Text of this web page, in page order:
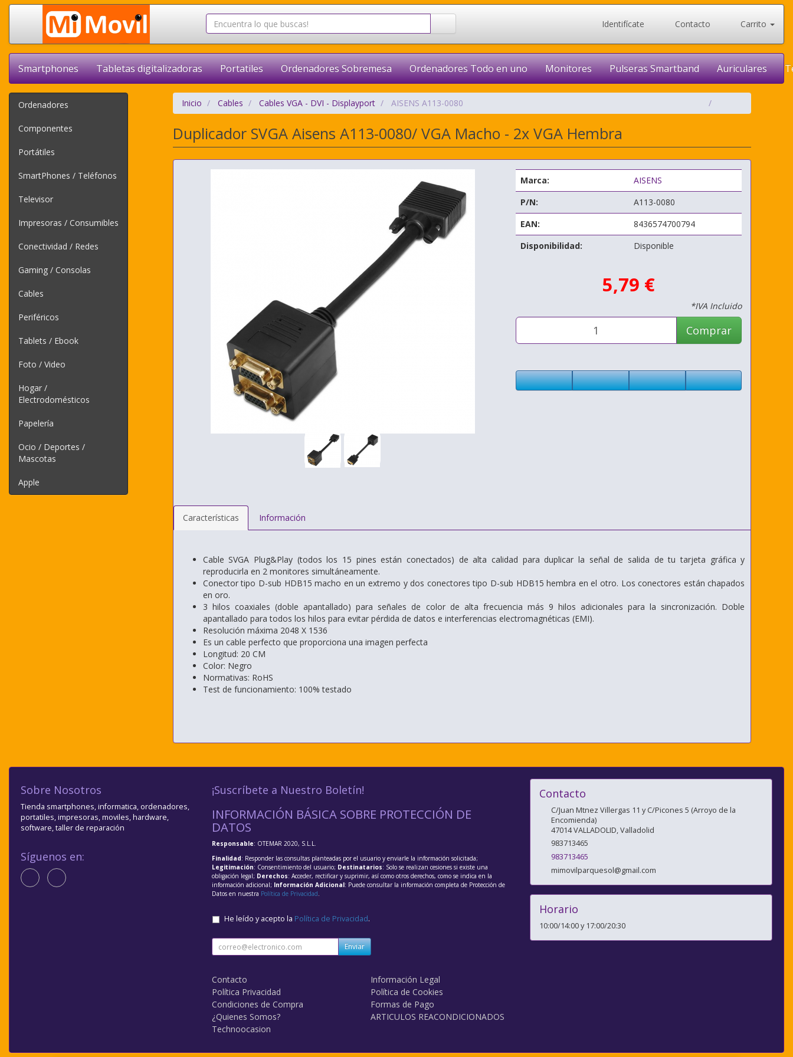
Identifícate Contacto Carrito
Smartphones Tabletas digitalizadoras Portatiles Ordenadores Sobremesa Ordenadores Todo en uno Monitores Pulseras Smartband Auriculares
Ordenadores
Componentes
Portátiles
SmartPhones / Teléfonos
Televisor
Impresoras / Consumibles
Conectividad / Redes
Gaming / Consolas
Cables
Periféricos
Tablets / Ebook
Foto / Video
Hogar /
Electrodomésticos
Papelería
Ocio / Deportes /
Mascotas
Apple
Inicio Cables Cables VGA - DVI - Displayport AISENS A113-0080
Duplicador SVGA Aisens A113-0080/ VGA Macho - 2x VGA Hembra
Marca:
AISENS
P/N:
A113-0080
EAN:
8436574700794
Disponibilidad:
Disponible
5,79 €
*IVA Incluido
Comprar
Características Información
Cable SVGA Plug&Play (todos los 15 pines están conectados) de alta calidad para duplicar la señal de salida de tu tarjeta gráfica y
reproducirla en 2 monitores simultáneamente.
Conector tipo D-sub HDB15 macho en un extremo y dos conectores tipo D-sub HDB15 hembra en el otro. Los conectores están chapados
en oro.
3 hilos coaxiales (doble apantallado) para señales de color de alta frecuencia más 9 hilos adicionales para la sincronización. Doble
apantallado para todos los hilos para evitar pérdida de datos e interferencias electromagnéticas (EMI).
Resolución máxima 2048 X 1536
Es un cable perfecto que proporciona una imagen perfecta
Longitud: 20 CM
Color: Negro
Normativas: RoHS
Test de funcionamiento: 100% testado
Sobre Nosotros
Tienda smartphones, informatica, ordenadores,
portatiles, impresoras, moviles, hardware,
software, taller de reparación
Síguenos en:
¡Suscríbete a Nuestro Boletín!
INFORMACIÓN BÁSICA SOBRE PROTECCIÓN DE
DATOS
Responsable: OTEMAR 2020, S.L.L.
Finalidad: Responder las consultas planteadas por el usuario y enviarle la información solicitada;
Legitimación: Consentimiento del usuario; Destinatarios: Solo se realizan cesiones si existe una
obligación legal; Derechos: Acceder, rectificar y suprimir, así como otros derechos, como se indica en la
información adicional; Información Adicional: Puede consultar la información completa de Protección de
Datos en nuestra Política de Privacidad.
He leído y acepto la Política de Privacidad.
Enviar
Contacto
Información Legal
Política Privacidad
Política de Cookies
Condiciones de Compra
Formas de Pago
¿Quienes Somos?
ARTICULOS REACONDICIONADOS
Technoocasion
Contacto
C/Juan Mtnez Villergas 11 y C/Picones 5 (Arroyo de la
Encomienda)
47014VALLADOLID,Valladolid
983713465
983713465
mimovilparquesol@gmail.com
Horario
10:00/14:00 y 17:00/20:30